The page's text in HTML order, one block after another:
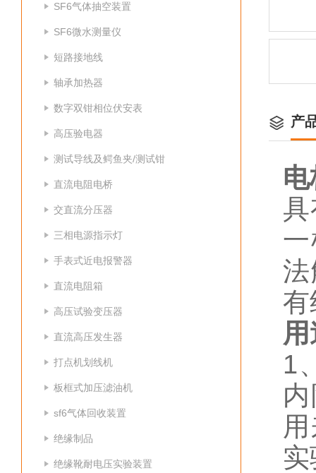
SF6气体抽空装置
SF6微水测量仪
短路接地线
轴承加热器
数字双钳相位伏安表
高压验电器
测试导线及鳄鱼夹/测试钳
直流电阻电桥
交直流分压器
三相电源指示灯
手表式近电报警器
直流电阻箱
高压试验变压器
直流高压发生器
打点机划线机
板框式加压滤油机
sf6气体回收装置
绝缘制品
绝缘靴耐电压实验装置
产
1